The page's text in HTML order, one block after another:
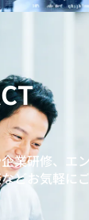
業研修、エ
どお気軽に